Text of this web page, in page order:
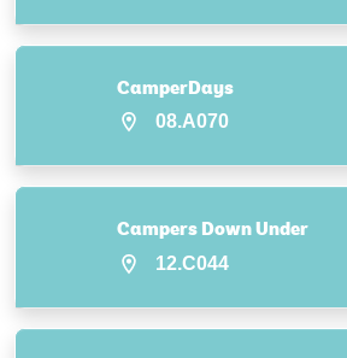
CamperDays
08.A070
Campers Down Under
12.C044